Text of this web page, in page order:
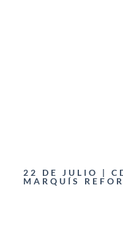
22 DE JULIO |
MARQUÍS